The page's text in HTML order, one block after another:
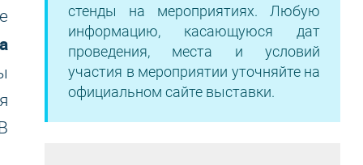
стенды на мероприятиях. Любую
информацию, касающуюся дат
проведения, места и условий
участия в мероприятии уточняйте на
официальном сайте выставки.